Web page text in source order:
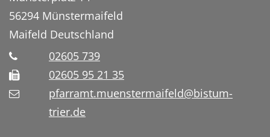
56294 Münstermaifeld
Maifeld Deutschland
02605 739
02605 95 21 35
pfarramt.muenstermaifeld@bistum-
trier.de